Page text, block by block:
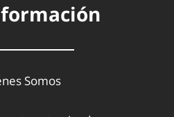
Somos